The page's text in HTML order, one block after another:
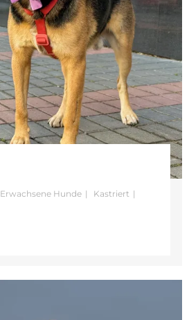
Erwachsene Hunde
Kastriert